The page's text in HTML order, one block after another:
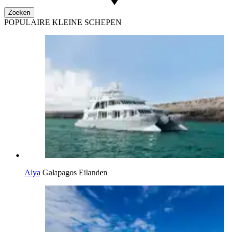
Zoeken
POPULAIRE KLEINE SCHEPEN
Alya Galapagos Eilanden